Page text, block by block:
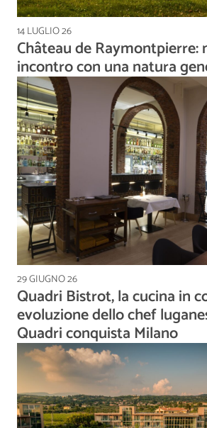
14 LUGLIO 26
Château de Raymontpierre:
incontro con una natura
29 GIUGNO 26
Quadri Bistrot, la cucina in
evoluzione dello chef
Quadri conquista Milano